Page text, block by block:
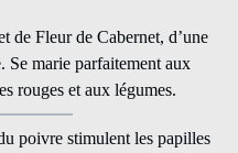
de Fleur de Cabernet, d’une
Se marie parfaitement aux
rouges et aux légumes.
poivre stimulent les papilles